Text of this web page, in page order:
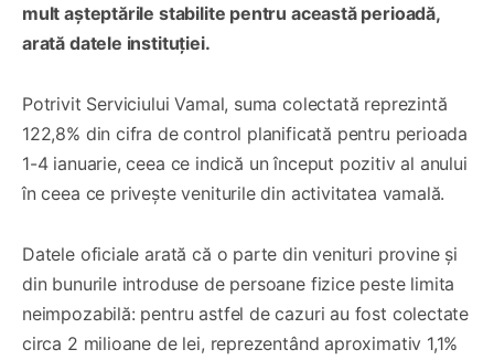
mult așteptările stabilite pentru această perioadă,
arată datele instituției.
Potrivit Serviciului Vamal, suma colectată reprezintă
122,8% din cifra de control planificată pentru perioada
1-4 ianuarie, ceea ce indică un început pozitiv al anului
în ceea ce privește veniturile din activitatea vamală.
Datele oficiale arată că o parte din venituri provine și
din bunurile introduse de persoane fizice peste limita
neimpozabilă: pentru astfel de cazuri au fost colectate
circa 2 milioane de lei, reprezentând aproximativ 1,1%